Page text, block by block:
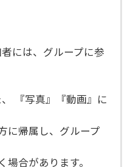
には、グループに参
『写真』『動画』に
に帰属し、グループ
合があります。